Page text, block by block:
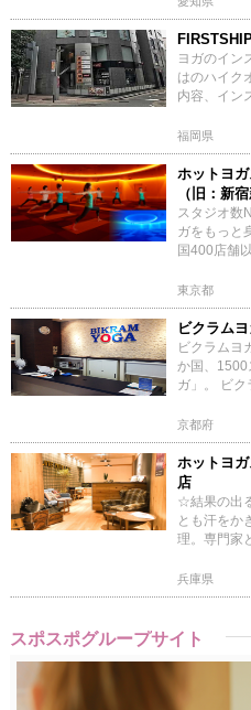
ヨガのイン
はのハイク
内容、イン
福岡県
ホットヨ
（旧：新
スタジオ数
ガをもっと
国400店舗
東京都
ビクラム
ビクラムヨ
か国、1500
ガ」。 ビ
京都府
ホットヨ
店
☆結果の出
とも汗をか
理。専門家
兵庫県
スポスポグループサイト